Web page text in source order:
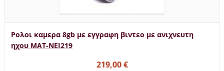
Ρολοι καμερα 8gb με εγγραφη βιντεο με ανιχνευτη
ηχου MAT-NEI219
219,00 €